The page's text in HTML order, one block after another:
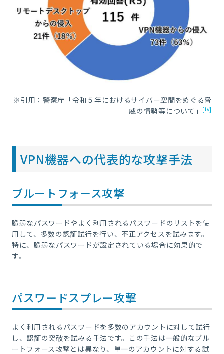
※引用：警察庁「令和５年におけるサイバー空間をめぐる脅
威の情勢等について」
[iv]
VPN機器への代表的な攻撃手法
ブルートフォース攻撃
脆弱なパスワードやよく利用されるパスワードのリストを使
用して、多数の認証試行を行い、不正アクセスを試みます。
特に、脆弱なパスワードが設定されている場合に効果的で
す。
パスワードスプレー攻撃
よく利用されるパスワードを多数のアカウントに対して試行
し、認証の突破を試みる手法です。この手法は一般的なブル
ートフォース攻撃とは異なり、単一のアカウントに対する試